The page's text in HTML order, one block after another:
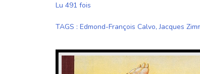
Lu 491 fois
TAGS : Edmond-François Calvo,Jacques